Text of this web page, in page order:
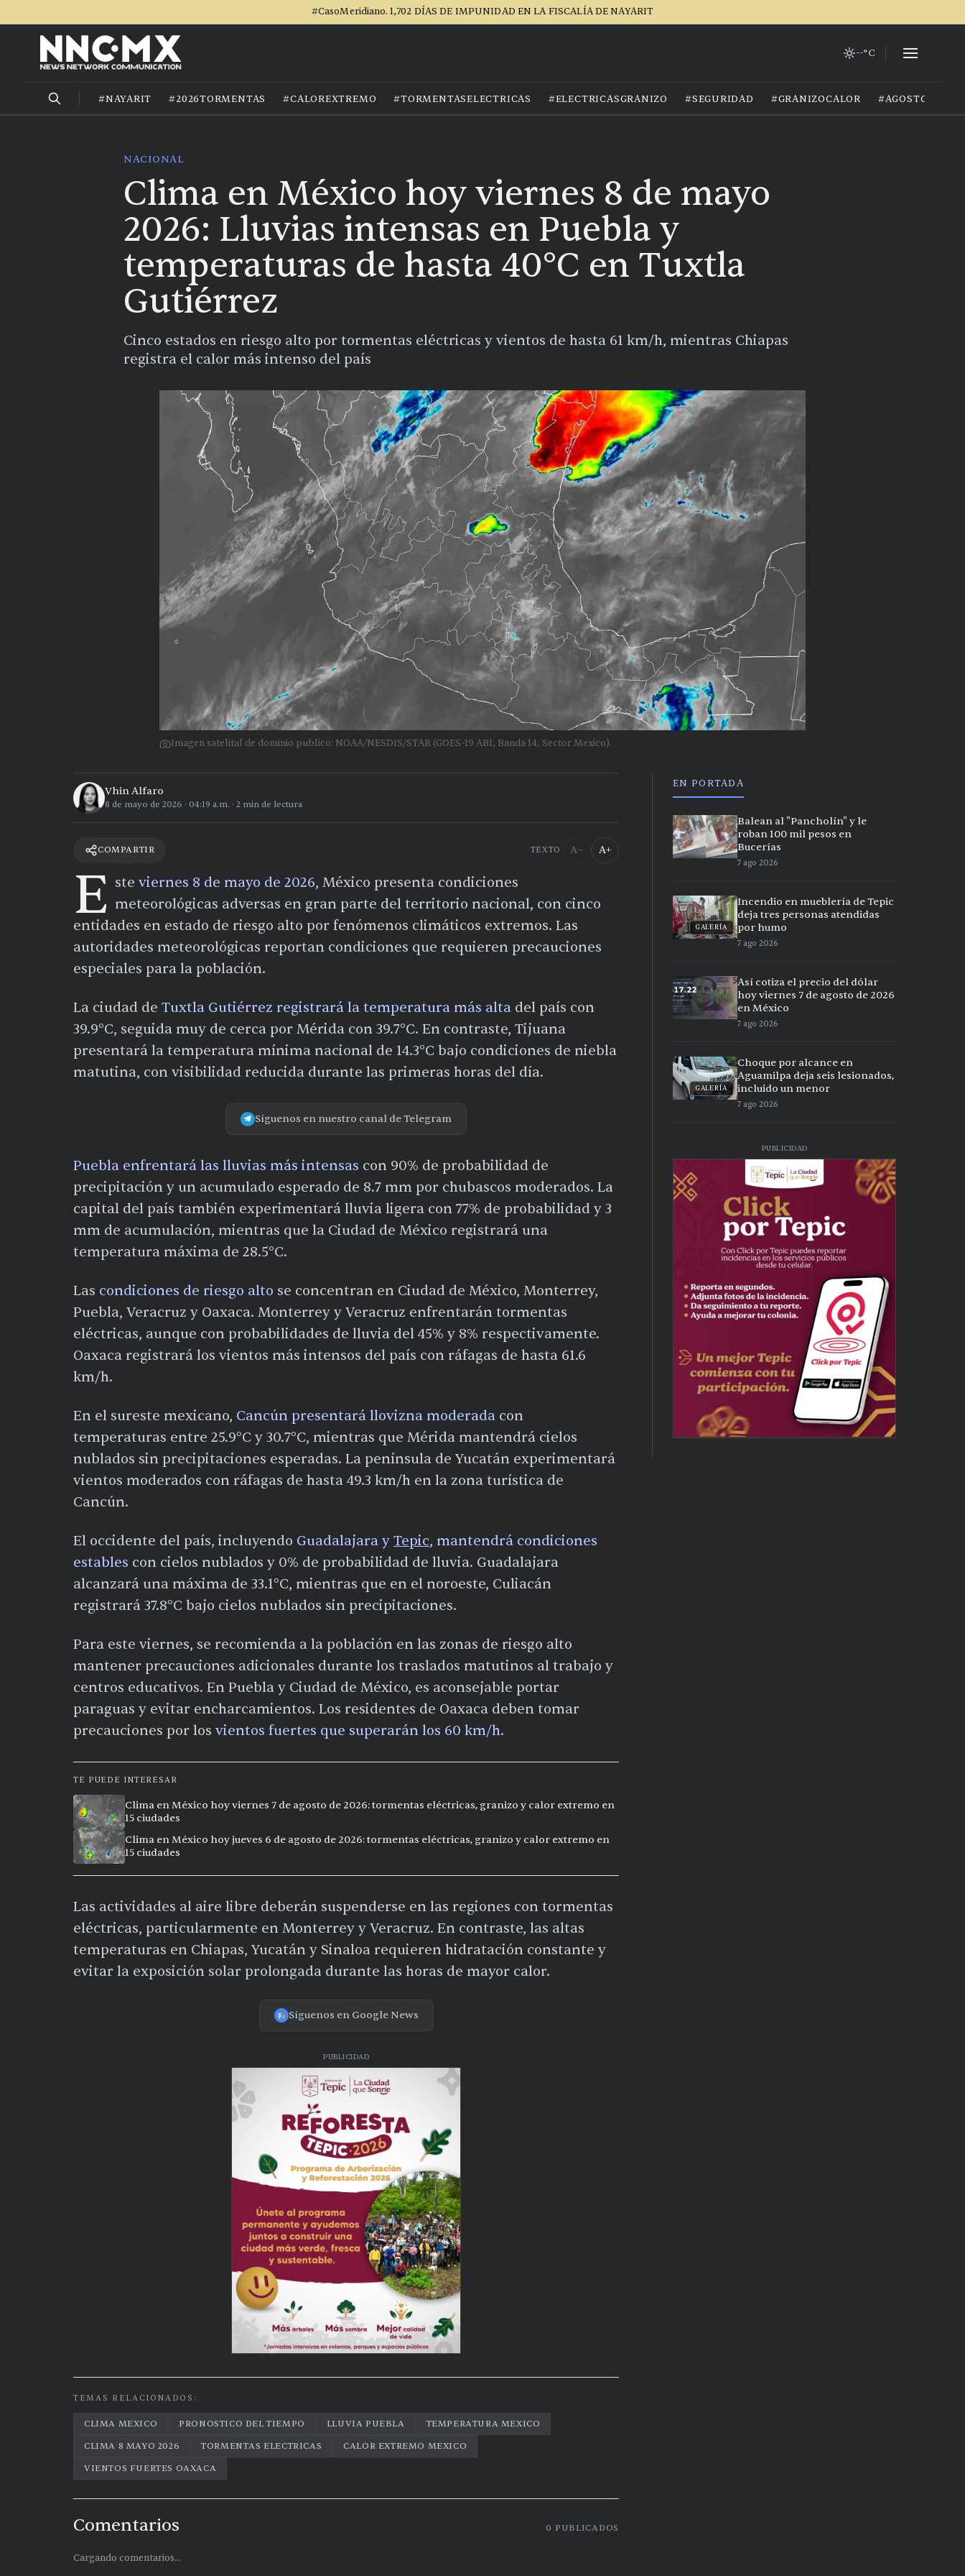
#CasoMeridiano. 1,702 DÍAS DE IMPUNIDAD EN LA FISCALÍA DE NAYARIT
--°C
#NAYARIT #2026TORMENTAS #CALOREXTREMO #TORMENTASELECTRICAS #ELECTRICASGRANIZO #SEGURIDAD #GRANIZOCALOR #AGOSTO2026
NACIONAL
Clima en México hoy viernes 8 de mayo
2026: Lluvias intensas en Puebla y
temperaturas de hasta 40°C en Tuxtla
Gutiérrez
Cinco estados en riesgo alto por tormentas eléctricas y vientos de hasta 61 km/h, mientras Chiapas
registra el calor más intenso del país
Imagen satelital de dominio publico: NOAA/NESDIS/STAR (GOES-19 ABI, Banda 14, Sector Mexico).
Vhin Alfaro
8 de mayo de 2026 · 04:19 a.m. · 2 min de lectura
COMPARTIR TEXTO A− A+
E ste viernes 8 de mayo de 2026, México presenta condiciones
meteorológicas adversas en gran parte del territorio nacional, con cinco
entidades en estado de riesgo alto por fenómenos climáticos extremos. Las
autoridades meteorológicas reportan condiciones que requieren precauciones
especiales para la población.
La ciudad de Tuxtla Gutiérrez registrará la temperatura más alta del país con
39.9°C, seguida muy de cerca por Mérida con 39.7°C. En contraste, Tijuana
presentará la temperatura mínima nacional de 14.3°C bajo condiciones de niebla
matutina, con visibilidad reducida durante las primeras horas del día.
Síguenos en nuestro canal de Telegram
Puebla enfrentará las lluvias más intensas con 90% de probabilidad de
precipitación y un acumulado esperado de 8.7 mm por chubascos moderados. La
capital del país también experimentará lluvia ligera con 77% de probabilidad y 3
mm de acumulación, mientras que la Ciudad de México registrará una
temperatura máxima de 28.5°C.
Las condiciones de riesgo alto se concentran en Ciudad de México, Monterrey,
Puebla, Veracruz y Oaxaca. Monterrey y Veracruz enfrentarán tormentas
eléctricas, aunque con probabilidades de lluvia del 45% y 8% respectivamente.
Oaxaca registrará los vientos más intensos del país con ráfagas de hasta 61.6
km/h.
En el sureste mexicano, Cancún presentará llovizna moderada con
temperaturas entre 25.9°C y 30.7°C, mientras que Mérida mantendrá cielos
nublados sin precipitaciones esperadas. La península de Yucatán experimentará
vientos moderados con ráfagas de hasta 49.3 km/h en la zona turística de
Cancún.
El occidente del país, incluyendo Guadalajara y Tepic, mantendrá condiciones
estables con cielos nublados y 0% de probabilidad de lluvia. Guadalajara
alcanzará una máxima de 33.1°C, mientras que en el noroeste, Culiacán
registrará 37.8°C bajo cielos nublados sin precipitaciones.
Para este viernes, se recomienda a la población en las zonas de riesgo alto
mantener precauciones adicionales durante los traslados matutinos al trabajo y
centros educativos. En Puebla y Ciudad de México, es aconsejable portar
paraguas y evitar encharcamientos. Los residentes de Oaxaca deben tomar
precauciones por los vientos fuertes que superarán los 60 km/h.
TE PUEDE INTERESAR
Clima en México hoy viernes 7 de agosto de 2026: tormentas eléctricas, granizo y calor extremo en
15 ciudades
Clima en México hoy jueves 6 de agosto de 2026: tormentas eléctricas, granizo y calor extremo en
15 ciudades
Las actividades al aire libre deberán suspenderse en las regiones con tormentas
eléctricas, particularmente en Monterrey y Veracruz. En contraste, las altas
temperaturas en Chiapas, Yucatán y Sinaloa requieren hidratación constante y
evitar la exposición solar prolongada durante las horas de mayor calor.
Síguenos en Google News
PUBLICIDAD
TEMAS RELACIONADOS:
CLIMA MEXICO PRONOSTICO DEL TIEMPO LLUVIA PUEBLA
TEMPERATURA MEXICO
CLIMA 8 MAYO 2026
TORMENTAS ELECTRICAS
CALOR EXTREMO MEXICO
VIENTOS FUERTES OAXACA
Comentarios 0 PUBLICADOS
Cargando comentarios...
EN PORTADA
Balean al "Pancholín" y le
roban 100 mil pesos en
Bucerías
7 ago 2026
GALERÍA
Incendio en mueblería de Tepic
deja tres personas atendidas
por humo
7 ago 2026
Así cotiza el precio del dólar
hoy viernes 7 de agosto de 2026
en México
7 ago 2026
GALERÍA
Choque por alcance en
Aguamilpa deja seis lesionados,
incluido un menor
7 ago 2026
PUBLICIDAD